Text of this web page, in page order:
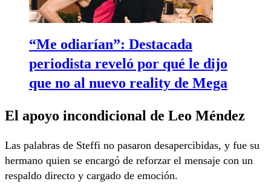
“Me odiarían”: Destacada
periodista reveló por qué le dijo
que no al nuevo reality de Mega
El apoyo incondicional de Leo Méndez
Las palabras de Steffi no pasaron desapercibidas, y fue su
hermano quien se encargó de reforzar el mensaje con un
respaldo directo y cargado de emoción.